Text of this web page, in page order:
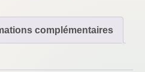
complémentaires